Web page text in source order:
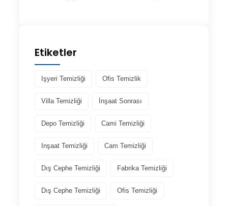
Etiketler
Işyeri Temizliği Ofis Temizlik
Villa Temizliği İnşaat Sonrası
Depo Temizliği Cami Temizliği
Inşaat Temizliği Cam Temizliği
Dış Cephe Temizliği Fabrika Temizliği
Dış Cephe Temizliği Ofis Temizliği